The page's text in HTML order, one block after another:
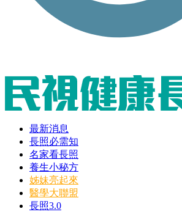
最新消息
長照必需知
名家看長照
養生小秘方
姊妹亮起來
醫學大聯盟
長照3.0